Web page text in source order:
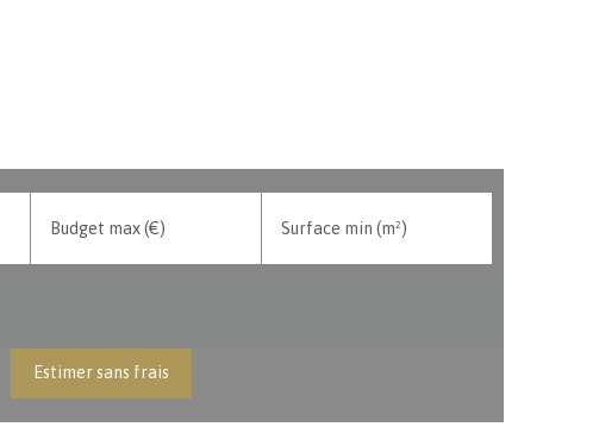
Budget max (€) Surface min (m²)
Estimer sans frais